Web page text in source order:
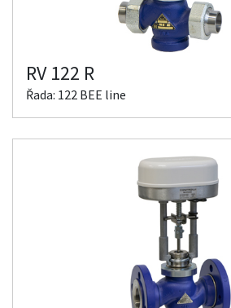
RV 122 R
Řada: 122 BEE line